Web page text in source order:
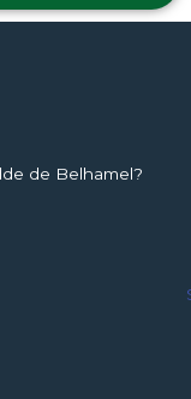
de Belhamel?